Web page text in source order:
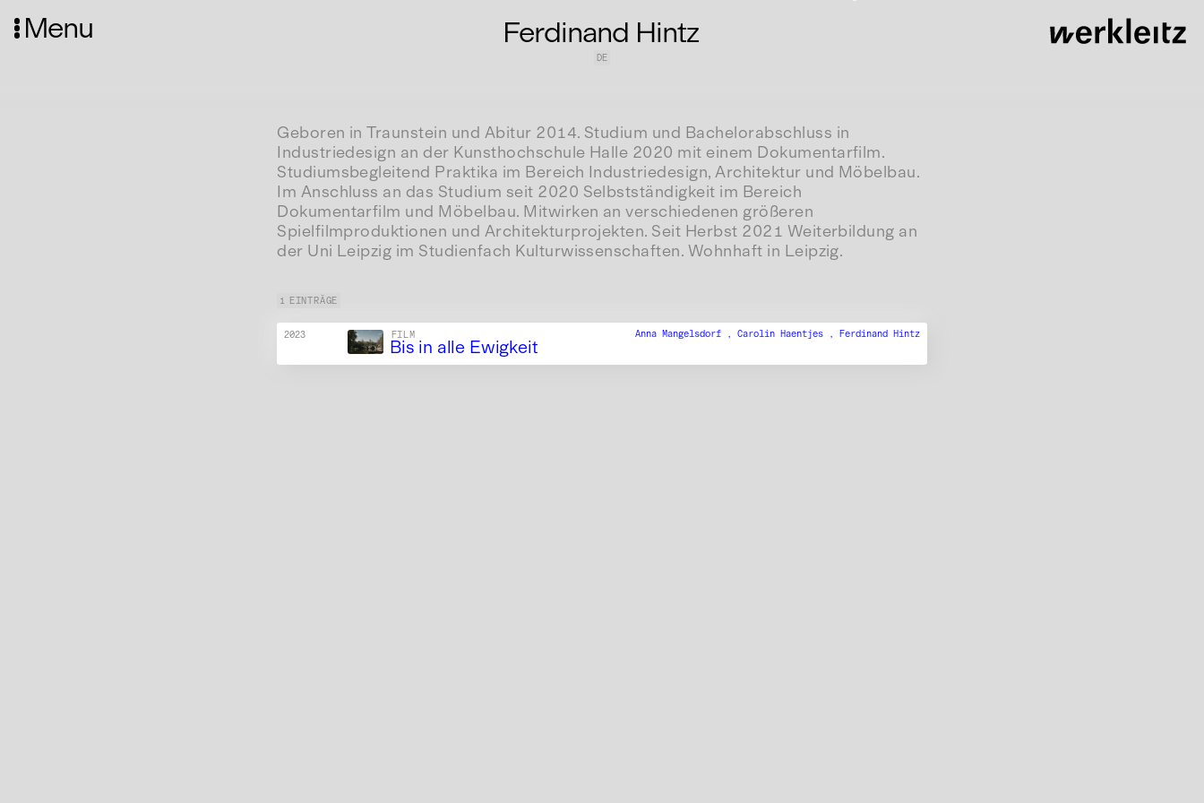
Menu Ferdinand Hintz
DE
Geboren in Traunstein und Abitur 2014. Studium und Bachelorabschluss in
Industriedesign an der Kunsthochschule Halle 2020 mit einem Dokumentarfilm.
Studiumsbegleitend Praktika im Bereich Industriedesign, Architektur und Möbelbau.
Im Anschluss an das Studium seit 2020 Selbstständigkeit im Bereich
Dokumentarfilm und Möbelbau. Mitwirken an verschiedenen größeren
Spielfilmproduktionen und Architekturprojekten. Seit Herbst 2021 Weiterbildung an
der Uni Leipzig im Studienfach Kulturwissenschaften. Wohnhaft in Leipzig.
1 EINTRÄGE
2023 FILM
Bis in alle Ewigkeit
Anna Mangelsdorf , Carolin Haentjes , Ferdinand Hintz